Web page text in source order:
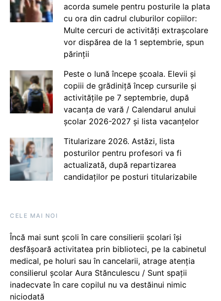
acorda sumele pentru posturile la plata
cu ora din cadrul cluburilor copiilor:
Multe cercuri de activități extrașcolare
vor dispărea de la 1 septembrie, spun
părinții
Peste o lună începe școala. Elevii și
copiii de grădiniță încep cursurile și
activitățile pe 7 septembrie, după
vacanța de vară / Calendarul anului
școlar 2026-2027 și lista vacanțelor
Titularizare 2026. Astăzi, lista
posturilor pentru profesori va fi
actualizată, după repartizarea
candidaților pe posturi titularizabile
CELE MAI NOI
Încă mai sunt școli în care consilierii școlari își
desfășoară activitatea prin biblioteci, pe la cabinetul
medical, pe holuri sau în cancelarii, atrage atenția
consilierul școlar Aura Stănculescu / Sunt spații
inadecvate în care copilul nu va destăinui nimic
niciodată